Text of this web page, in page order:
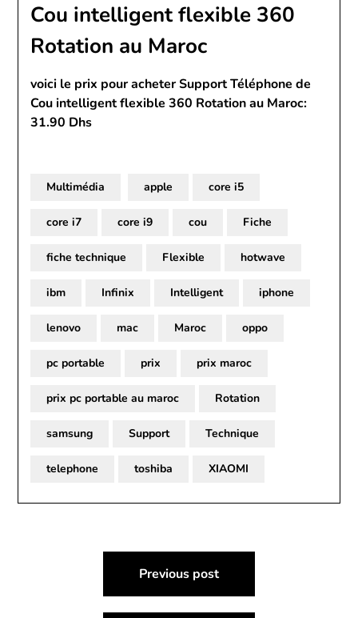
Cou intelligent flexible 360
Rotation au Maroc
voici le prix pour acheter Support Téléphone de
Cou intelligent flexible 360 Rotation au Maroc:
31.90 Dhs
Multimédia apple core i5
core i7 core i9 cou Fiche
fiche technique Flexible hotwave
ibm Infinix Intelligent iphone
lenovo mac Maroc oppo
pc portable prix prix maroc
prix pc portable au maroc Rotation
samsung Support Technique
telephone toshiba XIAOMI
navigation
Previous post